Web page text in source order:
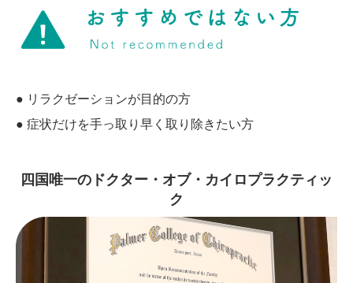
● リラクゼーションが目的の方
● 症状だけを手っ取り早く取り除きたい方
四国唯一のドクター・オブ・カイロプラクティッ
ク